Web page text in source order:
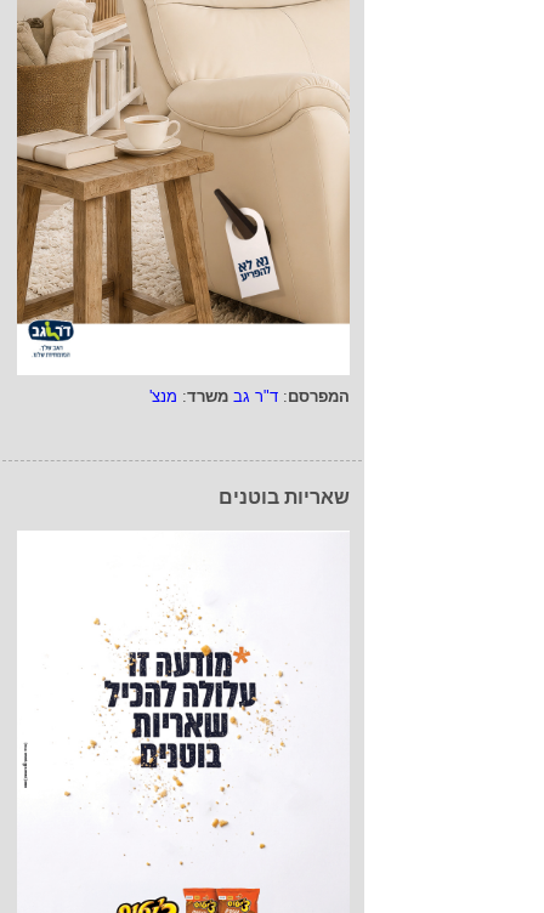
המפרסם: ד"ר גב משרד: מנצ'
שאריות בוטנים